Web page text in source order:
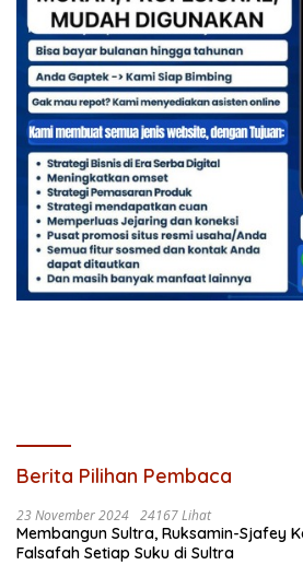
Berita Pilihan Pembaca
23 November 2024 24167 Lihat
Membangun Sultra, Ruksamin-Sjafey
Falsafah Setiap Suku di Sultra